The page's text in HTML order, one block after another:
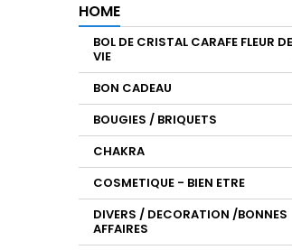
HOME
BOL DE CRISTAL CARAFE FLEUR DE
VIE
BON CADEAU
BOUGIES / BRIQUETS
CHAKRA
COSMETIQUE - BIEN ETRE
DIVERS / DECORATION /BONNES
AFFAIRES